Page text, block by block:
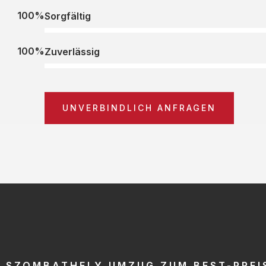
Sorgfältig
100%
Zuverlässig
100%
UNVERBINDLICH ANFRAGEN